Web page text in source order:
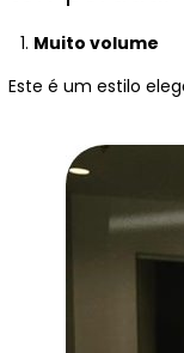
Muito volume
Este é um estilo